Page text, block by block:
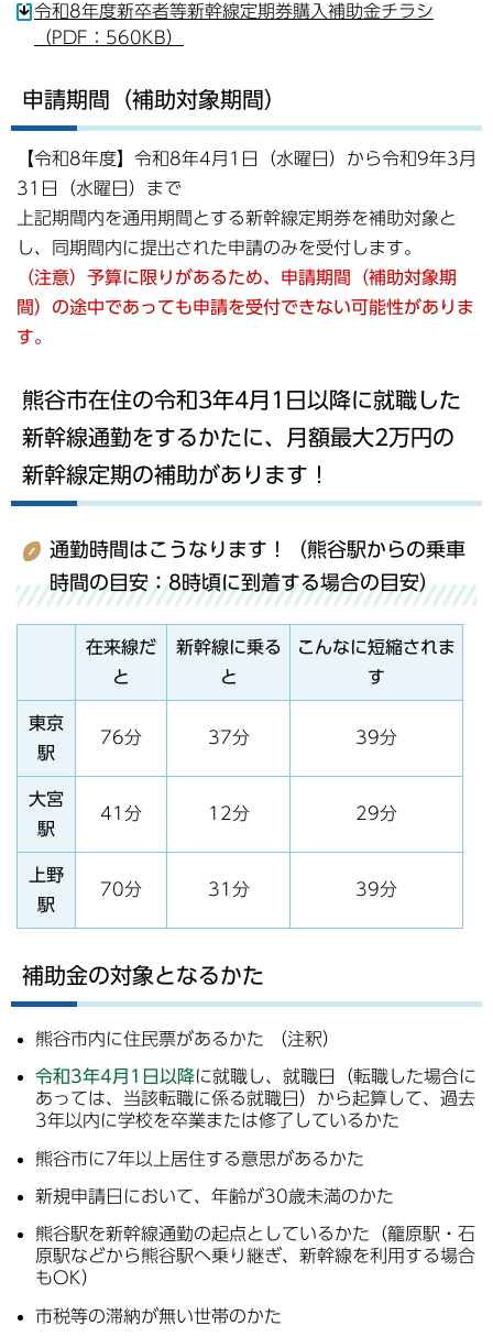
令和8年度新卒者等新幹線定期券購入補助金チラシ
（PDF：560KB）
申請期間（補助対象期間）
【令和8年度】令和8年4月1日（水曜日）から令和9年3月
31日（水曜日）まで
上記期間内を通用期間とする新幹線定期券を補助対象と
し、同期間内に提出された申請のみを受付します。
（注意）予算に限りがあるため、申請期間（補助対象期
間）の途中であっても申請を受付できない可能性がありま
す。
熊谷市在住の令和3年4月1日以降に就職した
新幹線通勤をするかたに、月額最大2万円の
新幹線定期の補助があります！
通勤時間はこうなります！（熊谷駅からの乗車
時間の目安：8時頃に到着する場合の目安）
在来線だ
と
新幹線に乗る
と
こんなに短縮されま
す
東京
駅
76分 37分 39分
大宮
駅
41分 12分 29分
上野
駅
70分 31分 39分
補助金の対象となるかた
熊谷市内に住民票があるかた （注釈）
令和3年4月1日以降に就職し、就職日（転職した場合に
あっては、当該転職に係る就職日）から起算して、過去
3年以内に学校を卒業または修了しているかた
熊谷市に7年以上居住する意思があるかた
新規申請日において、年齢が30歳未満のかた
熊谷駅を新幹線通勤の起点としているかた（籠原駅・石
原駅などから熊谷駅へ乗り継ぎ、新幹線を利用する場合
もOK）
市税等の滞納が無い世帯のかた